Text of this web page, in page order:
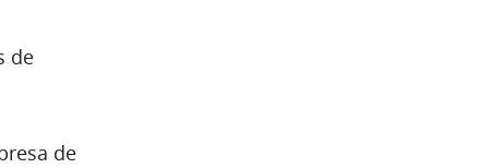
de
de